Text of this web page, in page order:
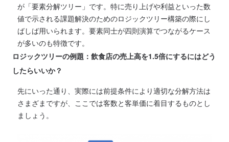
が「要素分解ツリー」です。特に売り上げや利益といった数
値で示される課題解決のためのロジックツリー構築の際にし
ばしば用いられます。要素同士が四則演算でつながるケース
が多いのも特徴です。
ロジックツリーの例題：飲食店の売上高を1.5倍にするにはどう
したらいいか？
先にいった通り、実際には前提条件により適切な分解方法は
さまざまですが、ここでは客数と客単価に着目するものとし
ましょう。